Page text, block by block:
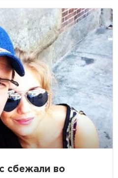
сбежали во